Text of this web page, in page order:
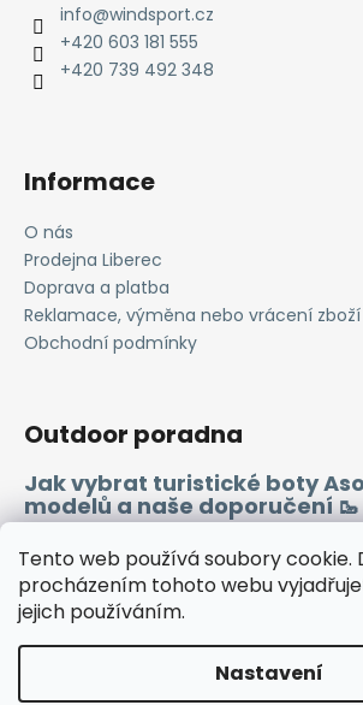
Tento web používá soubory cookie.
procházením tohoto webu
jejich používáním.
Nastavení
info@windsport.cz
+420 603 181 555
+420 739 492 348
Informace
O nás
Prodejna Liberec
Doprava a platba
Reklamace, výměna nebo vrácení zboží
Obchodní podmínky
Outdoor poradna
Jak vybrat turistické boty
modelů a naše doporučení 🥾